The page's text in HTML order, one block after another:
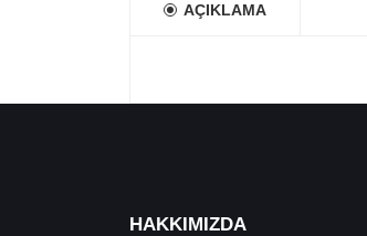
AÇIKLAMA
HAKKIMIZDA